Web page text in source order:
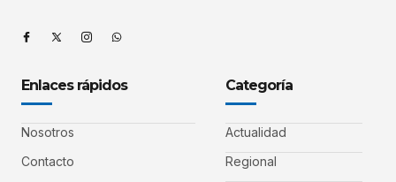
Enlaces rápidos
Nosotros
Contacto
Categoría
Actualidad
Regional